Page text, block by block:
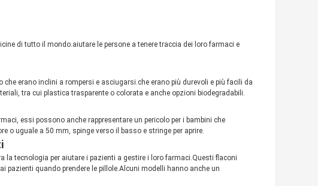
di tutto il mondo.aiutare le persone a tenere traccia dei loro farmaci e
erano inclini a rompersi e asciugarsi.che erano più durevoli e più facili da
tra cui plastica trasparente o colorata e anche opzioni biodegradabili.
essi possono anche rappresentare un pericolo per i bambini che
o uguale a 50 mm, spinge verso il basso e stringe per aprire.
la tecnologia per aiutare i pazienti a gestire i loro farmaci.Questi flaconi
pazienti quando prendere le pillole.Alcuni modelli hanno anche un